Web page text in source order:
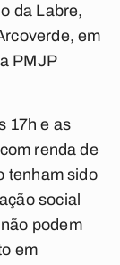
da Labre,
em
PMJP
17h e as
renda de
tenham sido
social
podem
em